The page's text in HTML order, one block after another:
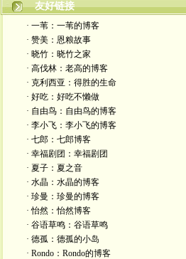
友好链接
· 一苇：一苇的博客
· 赞美：恩粮故事
· 晓竹：晓竹之家
· 高伐林：老高的博客
· 克利西亚：得胜的生命
· 好吃：好吃不懒做
· 自由鸟：自由鸟的博客
· 李小飞：李小飞的博客
· 七郎：七郎博客
· 幸福剧团：幸福剧团
· 夏子：夏之音
· 水晶：水晶的博客
· 珍曼：珍曼的博客
· 怡然：怡然博客
· 谷语草鸣：谷语草鸣
· 德孤：德孤的小岛
· Rondo：Rondo的博客